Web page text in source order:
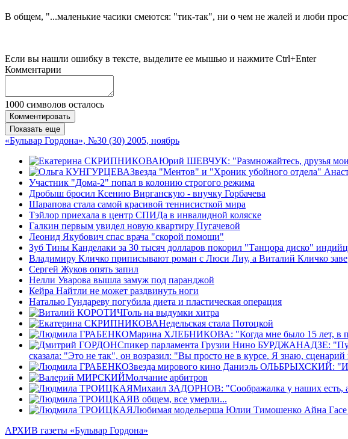
В общем, "...маленькие часики смеются: "тик-так", ни о чем не жалей и люби
Если вы нашли ошибку в тексте, выделите ее мышью и нажмите Ctrl+Enter
Комментарии
1000 символов осталось
Комментировать
Показать еще
«Бульвар Гордона», №30 (30) 2005, ноябрь
Юрий ШЕВЧУК: "Размножайтесь, друзья мои,
Звезда "Ментов" и "Хроник убойного отдела"
Участник "Дома-2" попал в колонию строгого режима
Дробыш бросил Ксению Вирганскую - внучку Горбачева
Шарапова стала самой красивой теннисисткой мира
Тэйлор приехала в центр СПИДа в инвалидной коляске
Галкин первым увидел новую квартиру Пугачевой
Леонид Якубович спас врача "скорой помощи"
Зуб Тины Канделаки за 30 тысяч долларов покорил "Танцора диско"
Владимиру Кличко приписывают роман с Люси Лиу, а Виталий Кличко
Сергей Жуков опять запил
Нелли Уварова вышла замуж под паранджой
Кейра Найтли не может раздвинуть ноги
Наталью Гундареву погубила диета и пластическая операция
Голь на выдумки хитра
Недельская стала Потоцкой
Марина ХЛЕБНИКОВА: "Когда мне было 15 лет, в
Спикер парламента Грузии Нино БУРДЖАНАДЗЕ:
сказала: "Это не так", он возразил: "Вы просто не в курсе. Я знаю,
Звезда мирового кино Даниэль ОЛЬБРЫХСКИЙ:
Молчание арбитров
Михаил ЗАДОРНОВ: "Соображалка у наших есть, а
В общем, все умерли...
Любимая модельерша Юлии Тимошенко Айна Гасе
АРХИВ газеты «Бульвар Гордона»